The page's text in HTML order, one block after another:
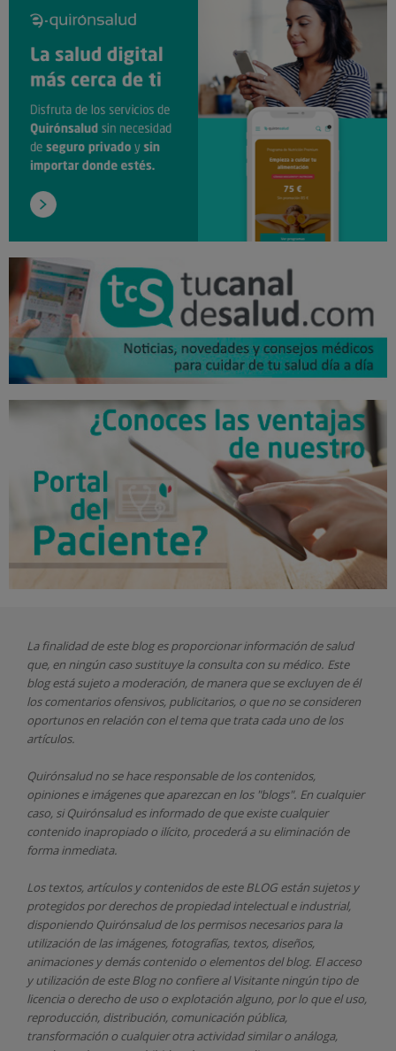
La finalidad de este blog es proporcionar información de salud
que, en ningún caso sustituye la consulta con su médico. Este
blog está sujeto a moderación, de manera que se excluyen de él
los comentarios ofensivos, publicitarios, o que no se consideren
oportunos en relación con el tema que trata cada uno de los
artículos.
Quirónsaludno se hace responsable de los contenidos,
opiniones e imágenes que aparezcan en los "blogs". En cualquier
caso, si Quirónsaludes informado de que existe cualquier
contenido inapropiado o ilícito, procederá a su eliminación de
forma inmediata.
Los textos, artículos y contenidos de este BLOG están sujetos y
protegidos por derechos de propiedad intelectual e industrial,
disponiendo Quirónsaludde los permisos necesarios para la
utilización de las imágenes, fotografías, textos, diseños,
animaciones y demás contenido o elementos del blog. El acceso
y utilización de este Blog no confiere al Visitante ningún tipo de
licencia o derecho de uso o explotación alguno, por lo que el uso,
reproducción, distribución, comunicación pública,
transformación o cualquier otra actividad similar o análoga,